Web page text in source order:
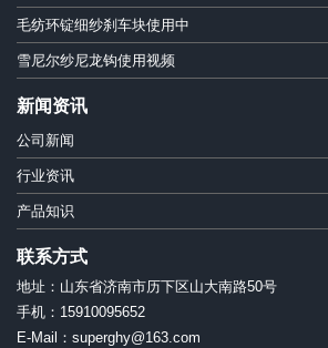
毛纺环锭细纱刹车块使用中
雪尼尔纱尼龙钩使用视频
新闻资讯
公司新闻
行业资讯
产品知识
联系方式
地址：山东省济南市历下区山大南路50号
手机：15910095652
E-Mail：superghy@163.com